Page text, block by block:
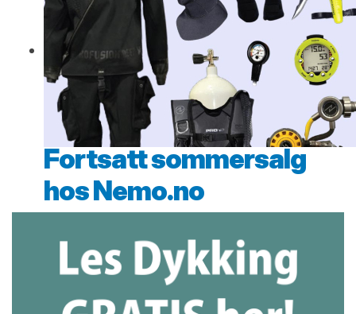
Fortsatt sommersalg
hos Nemo.no